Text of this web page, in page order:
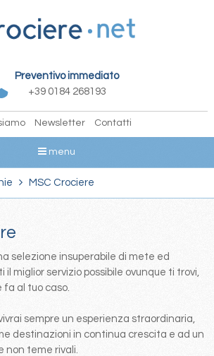
Preventivo immediato
+39 0184 268193
Newsletter Contatti
menu
MSC Crociere
selezione insuperabile di mete ed
miglior servizio possibile ovunque ti trovi,
fa al tuo caso.
sempre un esperienza straordinaria,
destinazioni in continua crescita e ad un
non teme rivali.